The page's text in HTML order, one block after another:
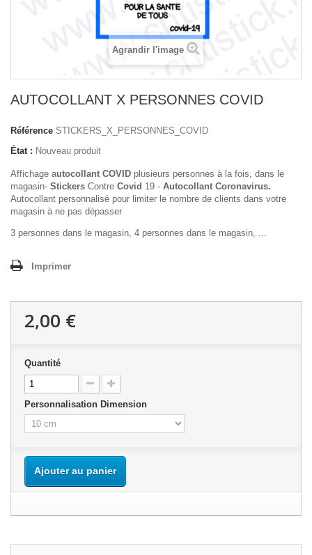
Agrandir l'image
AUTOCOLLANT X PERSONNES COVID
Référence STICKERS_X_PERSONNES_COVID
État : Nouveau produit
Affichage autocollant COVID plusieurs personnes à la fois, dans le
magasin- Stickers Contre Covid 19 - Autocollant Coronavirus.
Autocollant personnalisé pour limiter le nombre de clients dans votre
magasin à ne pas dépasser
3 personnes dans le magasin, 4 personnes dans le magasin, ...
Imprimer
2,00 €
Quantité
Personnalisation Dimension
Ajouter au panier